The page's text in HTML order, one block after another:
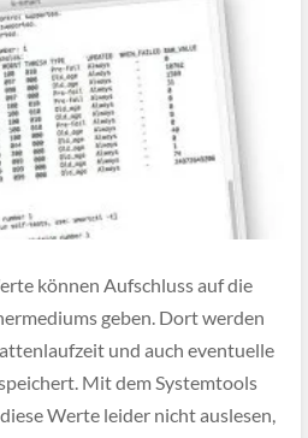
können Aufschluss auf die
geben. Dort werden
und auch eventuelle
Mit dem Systemtools
Werte leider nicht auslesen,